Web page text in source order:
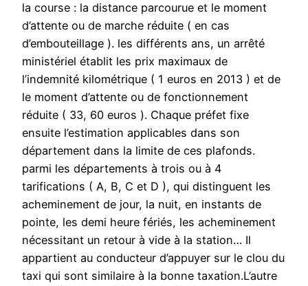
la course : la distance parcourue et le moment
d’attente ou de marche réduite ( en cas
d’embouteillage ). les différents ans, un arrêté
ministériel établit les prix maximaux de
l’indemnité kilométrique ( 1 euros en 2013 ) et de
le moment d’attente ou de fonctionnement
réduite ( 33, 60 euros ). Chaque préfet fixe
ensuite l’estimation applicables dans son
département dans la limite de ces plafonds.
parmi les départements à trois ou à 4
tarifications ( A, B, C et D ), qui distinguent les
acheminement de jour, la nuit, en instants de
pointe, les demi heure fériés, les acheminement
nécessitant un retour à vide à la station… Il
appartient au conducteur d’appuyer sur le clou du
taxi qui sont similaire à la bonne taxation.L’autre